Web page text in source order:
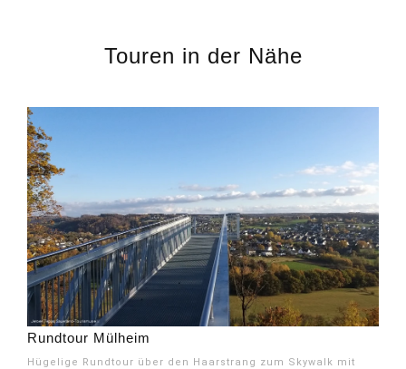
Touren in der Nähe
Rundtour Mülheim
Hügelige Rundtour über den Haarstrang zum Skywalk mit